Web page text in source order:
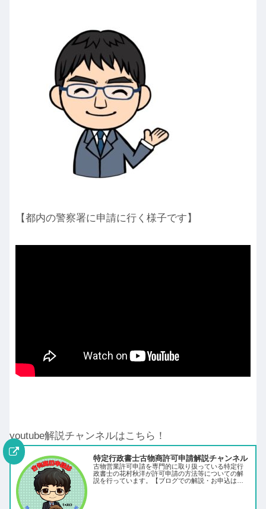
【都内の警察署に申請に行く様子です】
youtube解説チャンネルはこちら！
特定行政書士古物商許可申請解説チャンネル
古物営業許可申請を専門的に取り扱っている特定行
政書士の花村秋洋が許可申請の方法等についての解
説を行っています。【ブログでの解説・お申込はこ